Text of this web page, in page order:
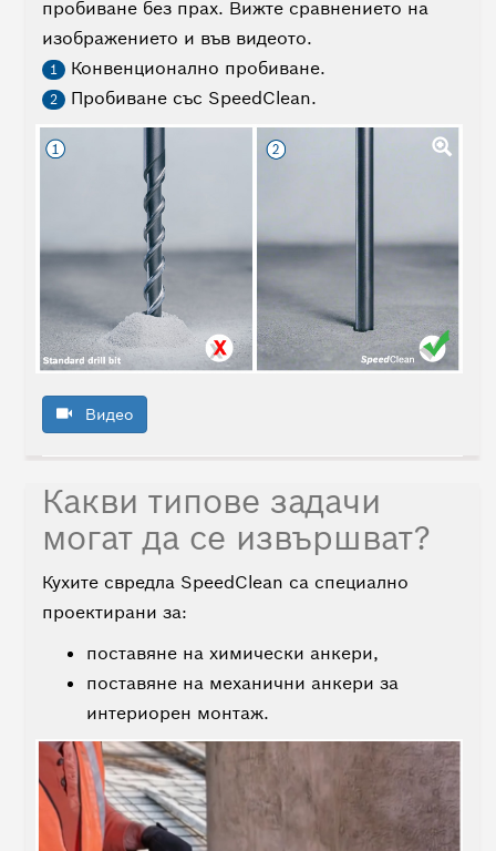
пробиване без прах. Вижте сравнението на
изображението и във видеото.
1 Конвенционално пробиване.
2 Пробиване със SpeedClean.
Видео
Какви типове задачи
могат да се извършват?
Кухите свредла SpeedClean са специално
проектирани за:
поставяне на химически анкери,
поставяне на механични анкери за
интериорен монтаж.